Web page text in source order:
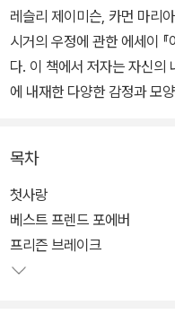
레슬리 제이미슨, 카먼 마리
시거의 우정에 관한 에세이
다. 이 책에서 저자는 자신의
에 내재한 다양한 감정과 모
사촌 동생 사비나의 이야기
한 남성에게 살해당한 사건을
각한다. 사비나를 지켜주지
었다. 그로부터 13년이 지나
책을 세상에 내놓았다.
목차
첫사랑
베스트 프렌드 포에버
프리즌 브레이크